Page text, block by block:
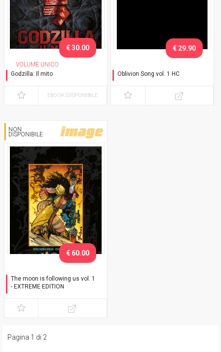
VOLUME UNICO
Godzilla: Il mito
€ 30.00
EBOOK DISPONIBILE
Oblivion Song vol. 1 HC
€ 29.90
NON
DISPONIBILE
The moon is following us vol. 1
- EXTREME EDITION
€ 60.00
Pagina 1 di 2